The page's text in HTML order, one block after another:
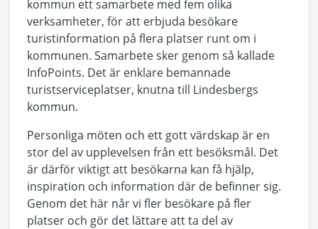
kommun ett samarbete med fem olika
verksamheter, för att erbjuda besökare
turistinformation på flera platser runt om i
kommunen. Samarbete sker genom så kallade
InfoPoints. Det är enklare bemannade
turistserviceplatser, knutna till Lindesbergs
kommun.
Personliga möten och ett gott värdskap är en
stor del av upplevelsen från ett besöksmål. Det
är därför viktigt att besökarna kan få hjälp,
inspiration och information där de befinner sig.
Genom det här når vi fler besökare på fler
platser och gör det lättare att ta del av